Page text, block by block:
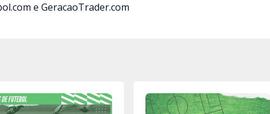
e GeracaoTrader.com